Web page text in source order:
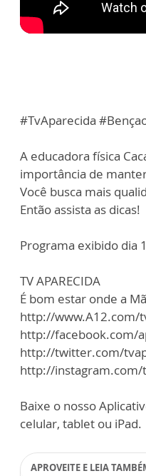
#TvAparecida
A educadora física
importância de
Você busca mais
Então assista as dicas!
Programa exibido dia
TV APARECIDA
É bom estar onde a
http://www.A12.com/
http://facebook.com/
http://twitter.com/
http://instagram.com/
Baixe o nosso
celular, tablet ou iPad.
APROVEITE E LEIA